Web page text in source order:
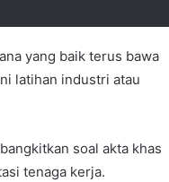
yang baik terus bawa
latihan industri atau
soal akta khas
tenaga kerja.